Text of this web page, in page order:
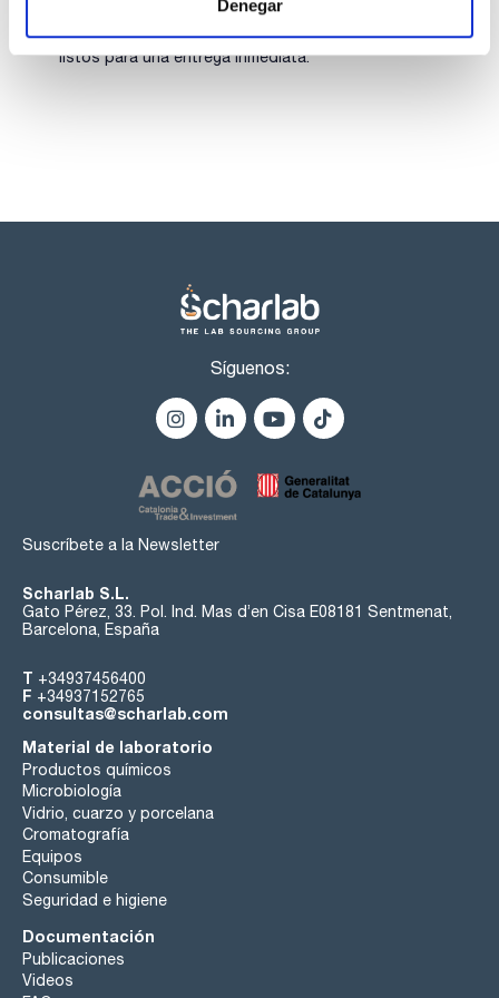
Denegar
- Frases P-GHS: P210 - P303+P361+P353 - P305+P351+P338
- P370+P378 - P405 - P501a
- Partida arancelaria: 2924 19 00 90
Los productos marcados con esta imagen son
productos marca Scharlau habitualmente en stock,
listos para una entrega inmediata.
Síguenos:
Suscríbete a la Newsletter
Scharlab S.L.
Gato Pérez, 33. Pol. Ind. Mas d’en Cisa E08181 Sentmenat,
Barcelona, España
T +34937456400
F +34937152765
consultas@scharlab.com
Material de laboratorio
Productos químicos
Microbiología
Vidrio, cuarzo y porcelana
Cromatografía
Equipos
Consumible
Seguridad e higiene
Documentación
Publicaciones
Videos